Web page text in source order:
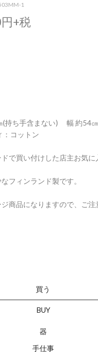
1
+税
(持ち手含まない) 幅 約54
：コットン
で買い付けした店主お気
フィンランド製です。
商品になりますので、ご注
買う
BUY
器
手仕事